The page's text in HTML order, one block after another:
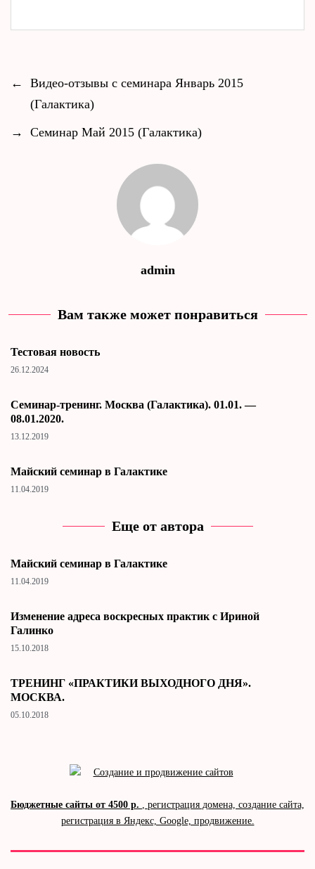
←
Видео-отзывы с семинара Январь 2015
(Галактика)
→
Семинар Май 2015 (Галактика)
admin
Вам также может понравиться
Тестовая новость
26.12.2024
Cеминар-тренинг. Москва (Галактика). 01.01. —
08.01.2020.
13.12.2019
Майский семинар в Галактике
11.04.2019
Еще от автора
Майский семинар в Галактике
11.04.2019
Изменение адреса воскресных практик с Ириной
Галинко
15.10.2018
ТРЕНИНГ «ПРАКТИКИ ВЫХОДНОГО ДНЯ».
МОСКВА.
05.10.2018
Бюджетные сайты от 4500 р.
, регистрация домена, создание сайта,
регистрация в Яндекс, Google, продвижение.